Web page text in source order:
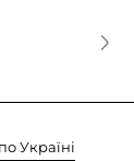
Україні